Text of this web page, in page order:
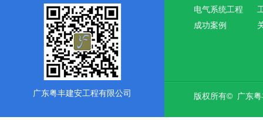
广东粤丰建安工程有限公司
电气系统工程
成功案例
版权所有© 广东